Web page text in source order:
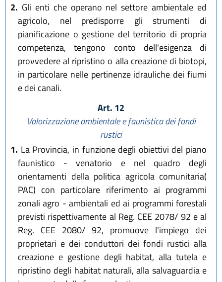
2. Gli enti che operano nel settore ambientale ed
agricolo, nel predisporre gli strumenti di
pianificazione o gestione del territorio di propria
competenza, tengono conto dell'esigenza di
provvedere al ripristino o alla creazione di biotopi,
in particolare nelle pertinenze idrauliche dei fiumi
e dei canali.
Art. 12
Valorizzazione ambientale e faunistica dei fondi
rustici
1. La Provincia, in funzione degli obiettivi del piano
faunistico - venatorio e nel quadro degli
orientamenti della politica agricola comunitaria(
PAC) con particolare riferimento ai programmi
zonali agro - ambientali ed ai programmi forestali
previsti rispettivamente al Reg. CEE 2078/ 92 e al
Reg. CEE 2080/ 92, promuove l'impiego dei
proprietari e dei conduttori dei fondi rustici alla
creazione e gestione degli habitat, alla tutela e
ripristino degli habitat naturali, alla salvaguardia e